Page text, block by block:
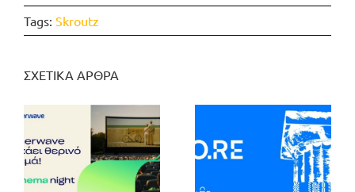
Tags: Skroutz
ΣΧΕΤΙΚΑ ΑΡΘΡΑ